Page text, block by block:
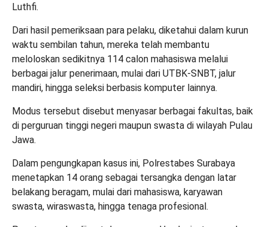
Luthfi.
Dari hasil pemeriksaan para pelaku, diketahui dalam kurun
waktu sembilan tahun, mereka telah membantu
meloloskan sedikitnya 114 calon mahasiswa melalui
berbagai jalur penerimaan, mulai dari UTBK-SNBT, jalur
mandiri, hingga seleksi berbasis komputer lainnya.
Modus tersebut disebut menyasar berbagai fakultas, baik
di perguruan tinggi negeri maupun swasta di wilayah Pulau
Jawa.
Dalam pengungkapan kasus ini, Polrestabes Surabaya
menetapkan 14 orang sebagai tersangka dengan latar
belakang beragam, mulai dari mahasiswa, karyawan
swasta, wiraswasta, hingga tenaga profesional.